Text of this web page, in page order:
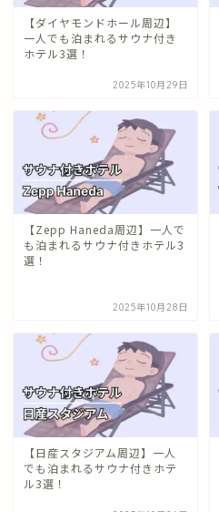
【ダイヤモンドホール周辺】
一人でも泊まれるサウナ付き
ホテル3選！
2025年10月29日
【Zepp Haneda周辺】一人で
も泊まれるサウナ付きホテル3
選！
2025年10月28日
【日産スタジアム周辺】一人
でも泊まれるサウナ付きホテ
ル3選！